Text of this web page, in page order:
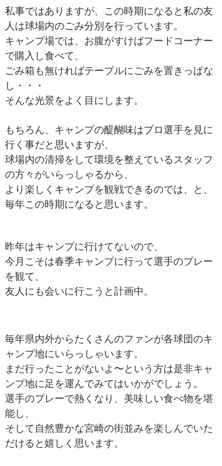
私事ではありますが、この時期になると私の友
人は球場内のごみ分別を行っています。
キャンプ場では、お腹がすけばフードコーナー
で購入し食べて、
ごみ箱も無ければテーブルにごみを置きっぱな
し・・・
そんな光景をよく目にします。
もちろん、キャンプの醍醐味はプロ選手を見に
行く事だと思いますが、
球場内の清掃をして環境を整えているスタッフ
の方々がいらっしゃるから、
より楽しくキャンプを観戦できるのでは、と、
毎年この時期になると思います。
昨年はキャンプに行けてないので、
今月こそは春季キャンプに行って選手のプレー
を観て、
友人にも会いに行こうと計画中。
毎年県内外からたくさんのファンが各球団のキ
ャンプ地にいらっしゃいます。
まだ行ったことがないよ〜という方は是非キャ
ンプ地に足を運んでみてはいかがでしょう。
選手のプレーで熱くなり、美味しい食べ物を堪
能し、
そして自然豊かな宮崎の街並みを楽しんでいた
だけると嬉しく思います。